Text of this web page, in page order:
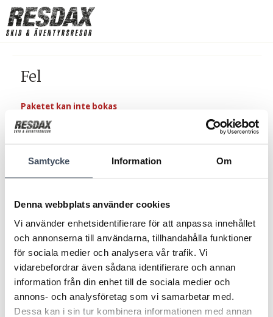
Samtycke Information Om
Denna webbplats använder cookies
Vi använder enhetsidentifierare för att anpassa innehållet
och annonserna till användarna, tillhandahålla funktioner
för sociala medier och analysera vår trafik. Vi
vidarebefordrar även sådana identifierare och annan
information från din enhet till de sociala medier och
annons- och analysföretag som vi samarbetar med.
Dessa kan i sin tur kombinera informationen med annan
Fel
Paketet kan inte bokas